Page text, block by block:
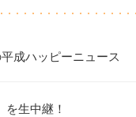
成ハッピーニュース
生中継！